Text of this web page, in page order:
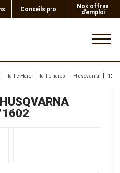
Conseils pro
Nos offres
d'emploi
Taille Haie Taille haies Husqvarna
HUSQVARNA